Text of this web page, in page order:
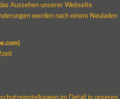
Aussehen unserer Webseite
werden nach einem Neuladen